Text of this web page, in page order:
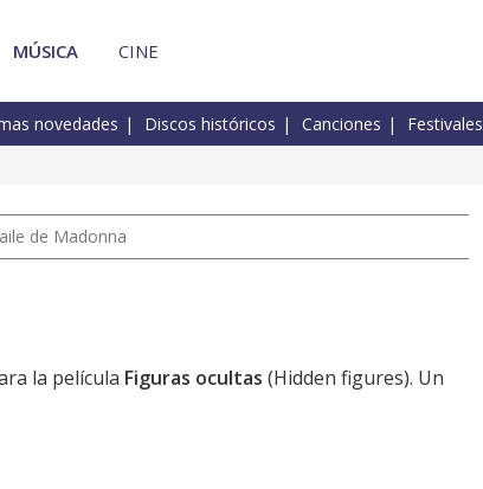
MÚSICA CINE
novedades Discos históricos Canciones Festivales
de Madonna
la película Figuras ocultas (Hidden figures). Un